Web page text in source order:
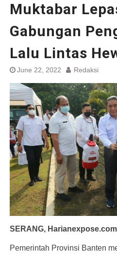
Muktabar
Gabungan
Lalu Lintas
June 22, 2022 Redaksi
SERANG, Harianexpose.com
Pemerintah Provinsi Banten